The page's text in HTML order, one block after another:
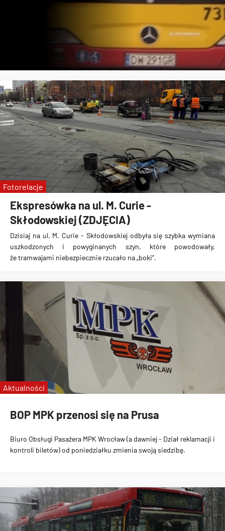
Ekspresówka na ul. M. Curie -
Skłodowskiej (ZDJĘCIA)
Dzisiaj na ul. M. Curie - Skłodowskiej odbyła sięszybka wymiana
uszkodzonych i powyginanych szyn, które powodowały,
żetramwajami niebezpiecznie rzucało na „boki”.
Fotorelacje
BOP MPK przenosi się na Prusa
Biuro Obsługi Pasażera MPK Wrocław (a dawniej - Dział reklamacji i
kontroli biletów) od poniedziałku zmienia swoją siedzibę.
Aktualności